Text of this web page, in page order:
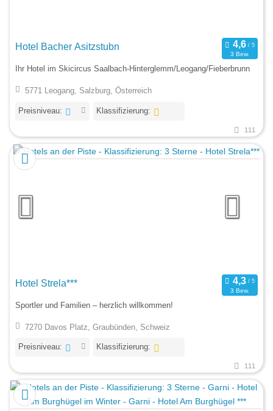
Hotel Bacher Asitzstubn
3 Bew.
Ihr Hotel im Skicircus Saalbach-Hinterglemm/Leogang/Fieberbrunn
5771 Leogang, Salzburg, Österreich
Preisniveau: Klassifizierung:
111
Hotel Strela***
3 Bew.
Sportler und Familien – herzlich willkommen!
7270 Davos Platz, Graubünden, Schweiz
Preisniveau: Klassifizierung:
111